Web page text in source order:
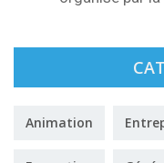
Animation